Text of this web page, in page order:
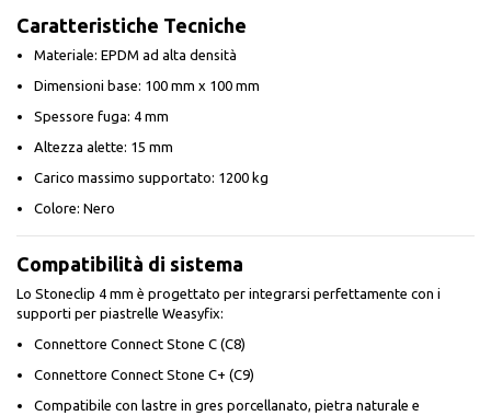
Caratteristiche Tecniche
Materiale: EPDM ad alta densità
Dimensioni base: 100 mm x 100 mm
Spessore fuga: 4 mm
Altezza alette: 15 mm
Carico massimo supportato: 1200 kg
Colore: Nero
Compatibilità di sistema
Lo Stoneclip 4 mm è progettato per integrarsi perfettamente con i
supporti per piastrelle Weasyfix:
Connettore Connect Stone C (C8)
Connettore Connect Stone C+ (C9)
Compatibile con lastre in gres porcellanato, pietra naturale e